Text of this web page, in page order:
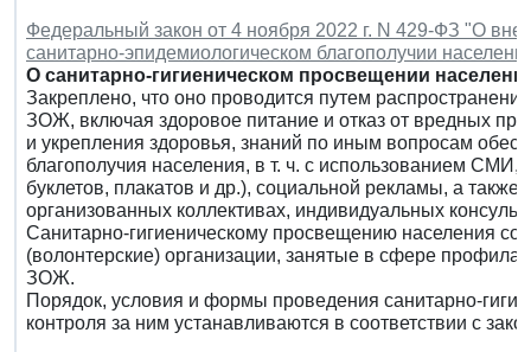
Федеральный закон от 4 ноября 2022 г. N 429-ФЗ "О
санитарно-эпидемиологическом благополучии
О санитарно-гигиеническом просвещении
Закреплено, что оно проводится путем
ЗОЖ, включая здоровое питание и отказ от вредных
и укрепления здоровья, знаний по иным вопросам
благополучия населения, в т. ч. с использованием СМИ,
буклетов, плакатов и др.), социальной рекламы, а
организованных коллективах, индивидуальных
Санитарно-гигиеническому просвещению населения
(волонтерские) организации, занятые в сфере
ЗОЖ.
Порядок, условия и формы проведения санитарно-
контроля за ним устанавливаются в соответствии с